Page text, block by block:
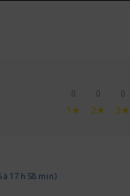
0
1★
0
2★
0
3★
à 17 h 58 min)